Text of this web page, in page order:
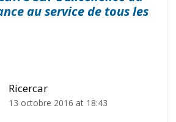
au service de tous les
Ricercar
13 octobre 2016 at 18:43